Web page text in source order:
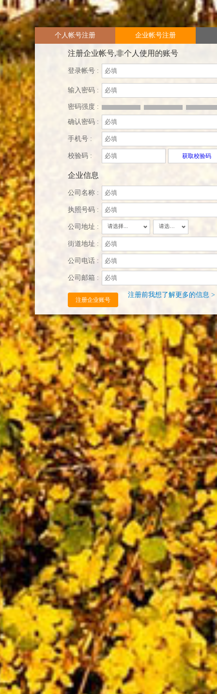
个人帐号注册 企业帐号注册
注册企业帐号,非个人使用的账号
登录帐号 :
输入密码 :
密码强度 :
确认密码 :
手机号 :
校验码 : 获取校验码
企业信息
公司名称 :
执照号码 :
公司地址 : 请选择... 请选择...
街道地址 :
公司电话 :
公司邮箱 :
注册企业账号
注册前我想了解更多的信息 >